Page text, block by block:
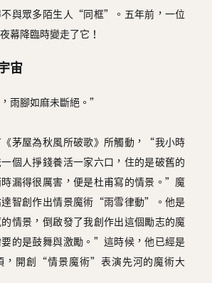
不與眾多陌生人“同框”。五年前，一位
幕降臨時變走了它！
宙
雨腳如麻未斷絕。”
茅屋為秋風所破歌》所觸動，“我小時
個人掙錢養活一家六口，住的是破舊的
時漏得很厲害，便是杜甫寫的情景。”魔
達智創作出情景魔術“雨雪律動”。他是
情景，倒啟發了我創作出這個勵志的魔
的是鼓舞與激勵。”這時候，他已經是
，開創“情景魔術”表演先河的魔術大